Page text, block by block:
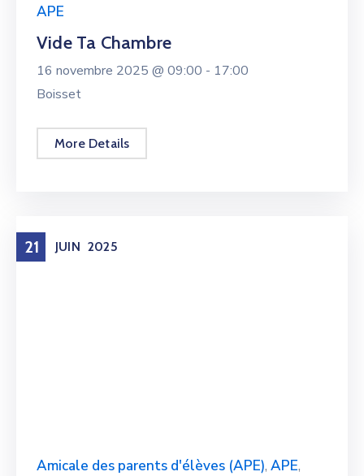
APE
Vide Ta Chambre
16 novembre 2025 @ 09:00 - 17:00
Boisset
More Details
21 JUIN 2025
Amicale des parents d'élèves (APE), APE,